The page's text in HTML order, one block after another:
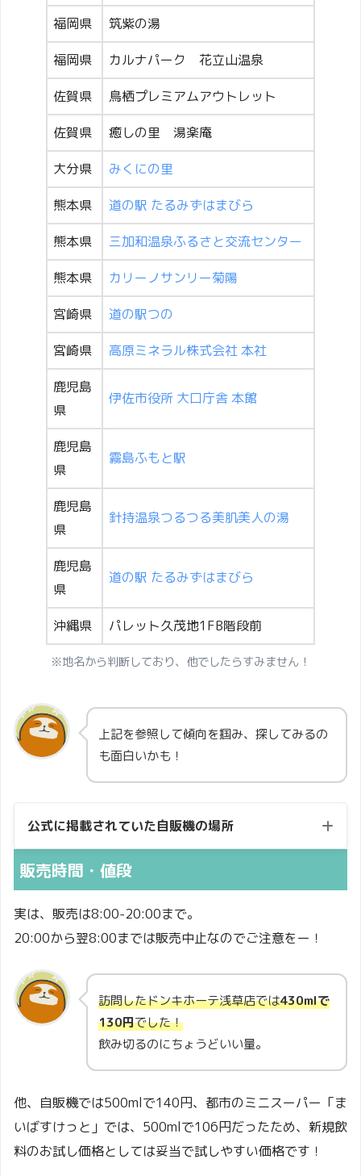
福岡県 筑紫の湯
福岡県 カルナパーク 花立山温泉
佐賀県 鳥栖プレミアムアウトレット
佐賀県 癒しの里 湯楽庵
大分県 みくにの里
熊本県 道の駅 たるみずはまびら
熊本県 三加和温泉ふるさと交流センター
熊本県 カリーノサンリー菊陽
宮崎県 道の駅つの
宮崎県 高原ミネラル株式会社 本社
鹿児島
県
伊佐市役所 大口庁舎 本館
鹿児島
県
霧島ふもと駅
鹿児島
県
針持温泉つるつる美肌美人の湯
鹿児島
県
道の駅 たるみずはまびら
沖縄県 パレット久茂地1FB階段前
※地名から判断しており、他でしたらすみません！
上記を参照して傾向を掴み、探してみるの
も面白いかも！
公式に掲載されていた自販機の場所
宮城
県
福島
ドンキホーテ郡山店
栃木
県
足利健康ランド 浴場入口
販売時間・値段
実は、販売は8:00-20:00まで。
20:00から翌8:00までは販売中止なのでご注意をー！
訪問したドンキホーテ浅草店では430mlで
130円でした！
飲み切るのにちょうどいい量。
他、自販機では500mlで140円、都市のミニスーパー「ま
いばすけっと」では、500mlで106円だったため、新規飲
料のお試し価格としては妥当で試しやすい価格です！